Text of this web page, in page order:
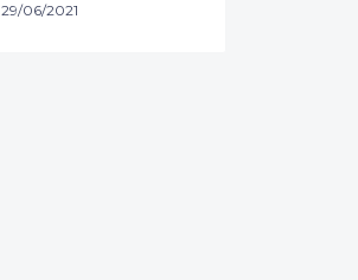
29/06/2021